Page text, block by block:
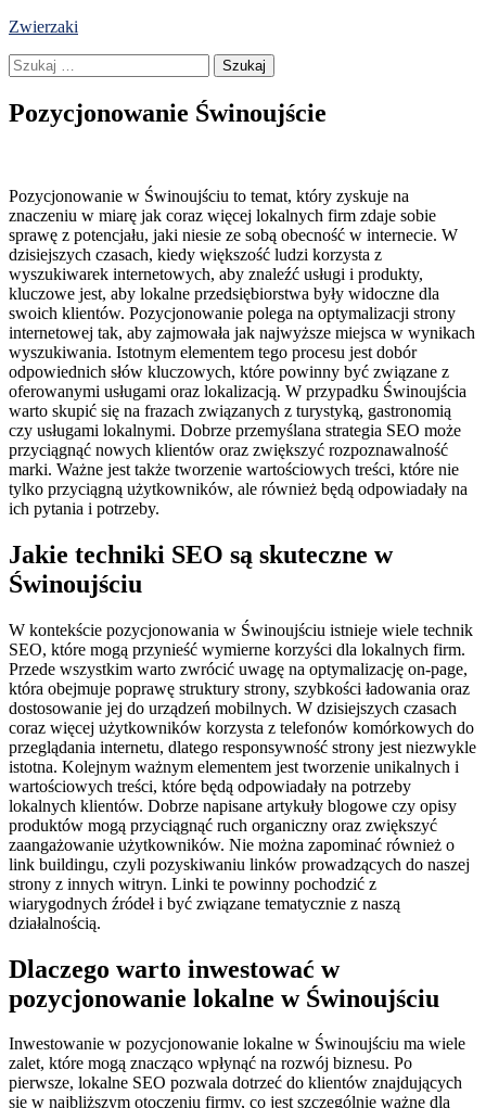
Skip
content
Zwierzaki
Szukaj:
Pozycjonowanie Świnoujście
Pozycjonowanie w Świnoujściu to temat, który zyskuje na
znaczeniu w miarę jak coraz więcej lokalnych firm zdaje sobie
sprawę z potencjału, jaki niesie ze sobą obecność w internecie. W
dzisiejszych czasach, kiedy większość ludzi korzysta z
wyszukiwarek internetowych, aby znaleźć usługi i produkty,
kluczowe jest, aby lokalne przedsiębiorstwa były widoczne dla
swoich klientów. Pozycjonowanie polega na optymalizacji strony
internetowej tak, aby zajmowała jak najwyższe miejsca w wynikach
wyszukiwania. Istotnym elementem tego procesu jest dobór
odpowiednich słów kluczowych, które powinny być związane z
oferowanymi usługami oraz lokalizacją. W przypadku Świnoujścia
warto skupić się na frazach związanych z turystyką, gastronomią
czy usługami lokalnymi. Dobrze przemyślana strategia SEO może
przyciągnąć nowych klientów oraz zwiększyć rozpoznawalność
marki. Ważne jest także tworzenie wartościowych treści, które nie
tylko przyciągną użytkowników, ale również będą odpowiadały na
ich pytania i potrzeby.
Jakie techniki SEO są skuteczne w
Świnoujściu
W kontekście pozycjonowania w Świnoujściu istnieje wiele technik
SEO, które mogą przynieść wymierne korzyści dla lokalnych firm.
Przede wszystkim warto zwrócić uwagę na optymalizację on-page,
która obejmuje poprawę struktury strony, szybkości ładowania oraz
dostosowanie jej do urządzeń mobilnych. W dzisiejszych czasach
coraz więcej użytkowników korzysta z telefonów komórkowych do
przeglądania internetu, dlatego responsywność strony jest niezwykle
istotna. Kolejnym ważnym elementem jest tworzenie unikalnych i
wartościowych treści, które będą odpowiadały na potrzeby
lokalnych klientów. Dobrze napisane artykuły blogowe czy opisy
produktów mogą przyciągnąć ruch organiczny oraz zwiększyć
zaangażowanie użytkowników. Nie można zapominać również o
link buildingu, czyli pozyskiwaniu linków prowadzących do naszej
strony z innych witryn. Linki te powinny pochodzić z
wiarygodnych źródeł i być związane tematycznie z naszą
działalnością.
Dlaczego warto inwestować w
pozycjonowanie lokalne w Świnoujściu
Inwestowanie w pozycjonowanie lokalne w Świnoujściu ma wiele
zalet, które mogą znacząco wpłynąć na rozwój biznesu. Po
pierwsze, lokalne SEO pozwala dotrzeć do klientów znajdujących
się w najbliższym otoczeniu firmy, co jest szczególnie ważne dla